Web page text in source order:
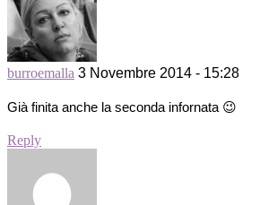
burroemalla 3 Novembre 2014 - 15:28
Già finita anche la seconda infornata 😉
Reply